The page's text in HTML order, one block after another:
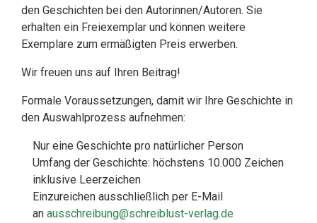
den Geschichten bei den Autorinnen/Autoren. Sie
erhalten ein Freiexemplar und können weitere
Exemplare zum ermäßigten Preis erwerben.
Wir freuen uns auf Ihren Beitrag!
Formale Voraussetzungen, damit wir Ihre Geschichte in
den Auswahlprozess aufnehmen:
Nur eine Geschichte pro natürlicher Person
Umfang der Geschichte: höchstens 10.000 Zeichen
inklusive Leerzeichen
Einzureichen ausschließlich per E-Mail
an ausschreibung@schreiblust-verlag.de